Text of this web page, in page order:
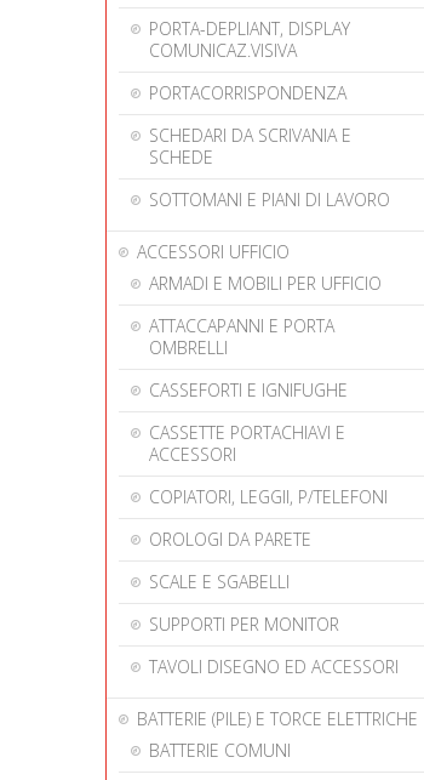
PORTA-DEPLIANT, DISPLAY
COMUNICAZ.VISIVA
PORTACORRISPONDENZA
SCHEDARI DA SCRIVANIA E
SCHEDE
SOTTOMANI E PIANI DI LAVORO
ACCESSORI UFFICIO
ARMADI E MOBILI PER UFFICIO
ATTACCAPANNI E PORTA
OMBRELLI
CASSEFORTI E IGNIFUGHE
CASSETTE PORTACHIAVI E
ACCESSORI
COPIATORI, LEGGII, P/TELEFONI
OROLOGI DA PARETE
SCALE E SGABELLI
SUPPORTI PER MONITOR
TAVOLI DISEGNO ED ACCESSORI
BATTERIE (PILE) E TORCE ELETTRICHE
BATTERIE COMUNI